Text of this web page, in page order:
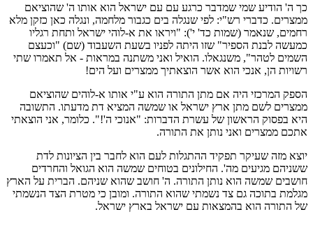
כך ה' הודיע שמי שמדבר כרגע עם עם ישראל הוא אותו ה' שהוציאם
ממצרים. כדברי רש"י: לפי שנגלה בים כגבור מלחמה, ונגלה כאן כזקן מלא
רחמים, שנאמר (שמות כד' י'): "ויראו את א-לוהי ישראל ותחת רגליו
כמעשה לבנת הספיר" שזו היתה לפניו בשעת השעבוד (שם) "וכעצם
השמים לטהר", משנגאלו. הואיל ואני משתנה במראות - אל תאמרו שתי
רשויות הן, אנכי הוא אשר הוצאתיך ממצרים ועל הים!
הספק המרכזי היה אם מתן התורה הוא ע"י אותו א-לוהים שהוציאם
ממצרים לשם מתן ארץ ישראל או שמשה המציא דת מדעתו. התשובה
היא בפסוק הראשון של עשרת הדברות: "אנוכי ה'!". כלומר, אני הוצאתי
אתכם ממצרים ואני נותן את התורה.
יוצא מזה שעיקר תפקיד ההתגלות לעם הוא לחבר בין הציונות לדת
ששניהם מגיעים מה'. החילונים בטוחים שמשה הוא הגואל והחרדים
חושבים שמשה הוא נותן התורה. ה' חושב שהוא שניהם. הברית על הארץ
מגלמת בתוכה גם צד נשמתי שהוא התורה. ומובן כי מטרת הצד הנשמתי
של התורה הוא בהמצאות עם ישראל בארץ ישראל.